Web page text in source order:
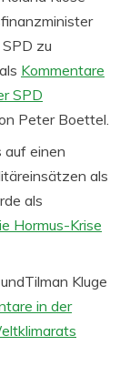
zu
Kommentare
SPD
Peter Boettel.
auf einen
als
als
Hormus-Krise
Kluge
in der